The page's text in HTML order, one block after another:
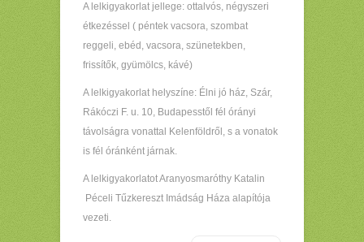
A lelkigyakorlat jellege: ottalvós, négyszeri
étkezéssel ( péntek vacsora, szombat
reggeli, ebéd, vacsora, szünetekben,
frissítők, gyümölcs, kávé)
A lelkigyakorlat helyszíne: Élni jó ház, Szár,
Rákóczi F. u. 10, Budapesstől fél órányi
távolságra vonattal Kelenföldről, s a vonatok
is fél óránként járnak.
A lelkigyakorlatot Aranyosmaróthy Katalin
Péceli Tűzkereszt Imádság Háza alapítója
vezeti.